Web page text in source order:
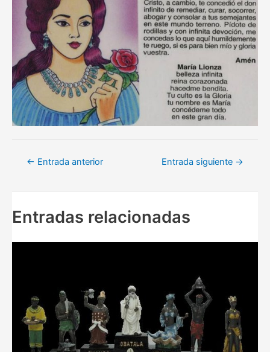
Navegación
← Entrada anterior Entrada siguiente →
Entradas relacionadas